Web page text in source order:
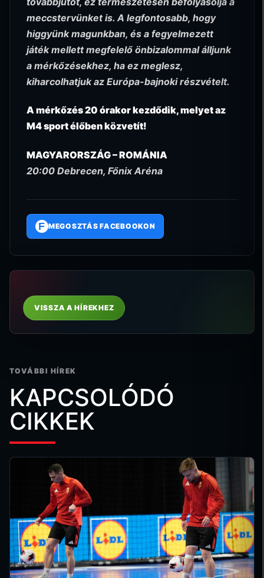
meccstervünket is. A legfontosabb, hogy
higgyünk magunkban, és a fegyelmezett
játék mellett megfelelő önbizalommal álljunk
a mérkőzésekhez, ha ez meglesz,
kiharcolhatjuk az Európa-bajnoki részvételt.
A mérkőzés 20 órakor kezdődik, melyet az
M4 sport élőben közvetít!
MAGYARORSZÁG – ROMÁNIA
20:00 Debrecen, Főnix Aréna
F MEGOSZTÁS FACEBOOKON
VISSZA A HÍREKHEZ
TOVÁBBI HÍREK
KAPCSOLÓDÓ
CIKKEK